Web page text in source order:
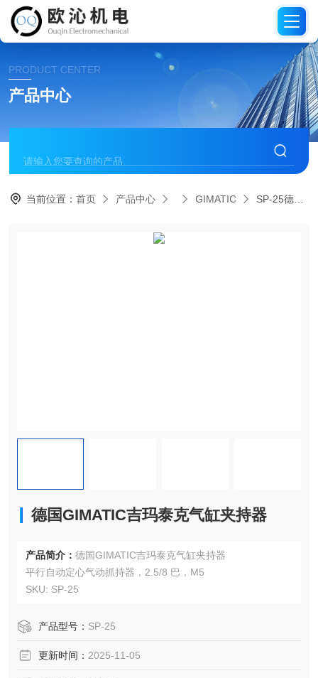
PRODUCT CENTER
产品中心
当前位置：首页 产品中心 GIMATIC SP-25德国GIMATIC吉玛泰克气缸夹持器
德国GIMATIC吉玛泰克气缸夹持器
产品简介： 德国GIMATIC吉玛泰克气缸夹持器
平行自动定心气动抓持器，2.5/8 巴，M5
SKU: SP-25
产品型号： SP-25
更新时间： 2025-11-05